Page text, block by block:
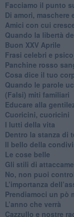
Facciamo il punto
Di amori, maschere
​Amici con cui
​Quando la libertà
Buon XXV Aprile
​Frasi celebri e
​Panchine rosso
​Cosa dice il tuo
​Quando le parole
​(Falsi) miti familiari
​Educare alla
​Cuoricini, cuoricini
I lutti della vita
​Dentro la stanza di
​Il bello della
Le cose belle
​Gli stili di
No, non puoi
​L’importanza
​Prendiamoci un pò
​L’anno che verrà
​Cazzullo e nostre